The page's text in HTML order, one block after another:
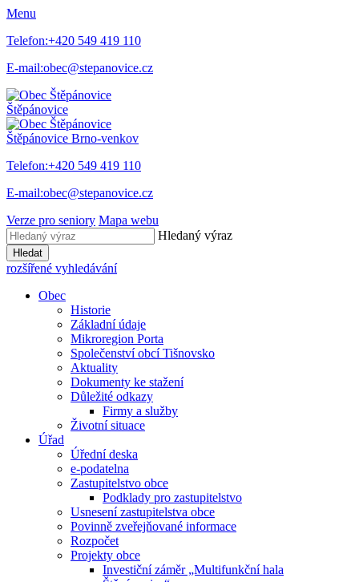
Menu
Telefon:+420 549 419 110
E-mail:obec@stepanovice.cz
Štěpánovice
Štěpánovice Brno-venkov
Telefon:+420 549 419 110
E-mail:obec@stepanovice.cz
Verze pro seniory Mapa webu
Hledaný výraz
Hledat
rozšířené vyhledávání
Obec
Historie
Základní údaje
Mikroregion Porta
Společenství obcí Tišnovsko
Aktuality
Dokumenty ke stažení
Důležité odkazy
Firmy a služby
Životní situace
Úřad
Úřední deska
e-podatelna
Zastupitelstvo obce
Podklady pro zastupitelstvo
Usnesení zastupitelstva obce
Povinně zveřejňované informace
Rozpočet
Projekty obce
Investiční záměr „Multifunkční hala